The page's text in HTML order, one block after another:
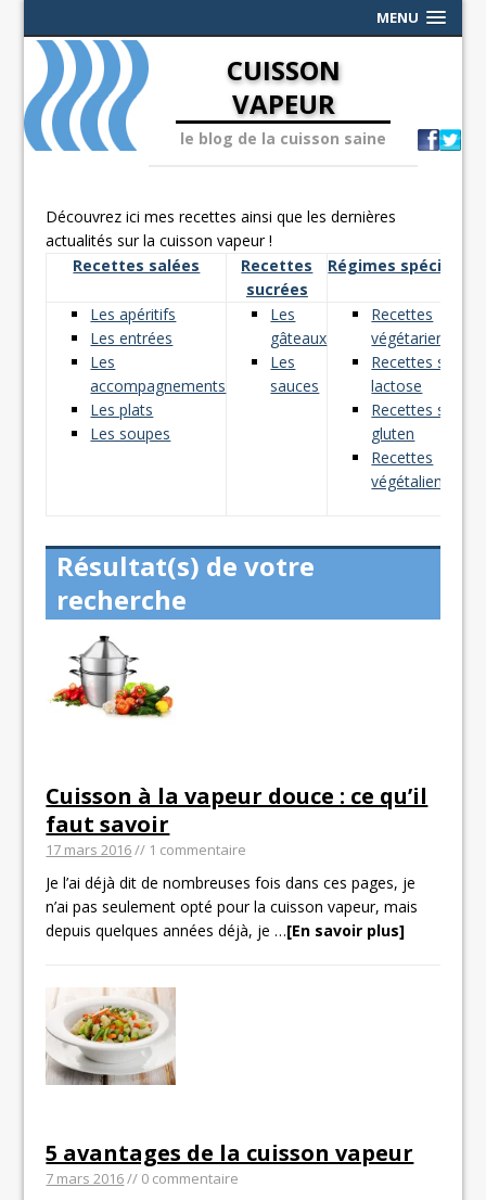
MENU
CUISSON
VAPEUR
le blog de la cuisson saine
Découvrez ici mes recettes ainsi que les dernières
actualités sur la cuisson vapeur !
Recettes salées
Recettes
sucrées
Régimes spéciaux
Les apéritifs
Les entrées
Les
accompagnements
Les plats
Les soupes
Les
gâteaux
Les
sauces
Recettes
végétariennes
Recettes sans
lactose
Recettes sans
gluten
Recettes
végétaliennes
Résultat(s) de votre
recherche
Cuisson à la vapeur douce : ce qu’il
faut savoir
17 mars 2016// 1 commentaire
Je l’ai déjà dit de nombreuses fois dans ces pages, je
n’ai pas seulement opté pour la cuisson vapeur, mais
depuis quelques années déjà, je…[En savoir plus]
5 avantages de la cuisson vapeur
7 mars 2016// 0 commentaire